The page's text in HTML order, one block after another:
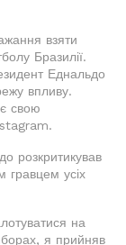
взяти
Бразилії.
Еднальдо
впливу.
свою
розкритикував
гравцем усіх
на
я прийняв